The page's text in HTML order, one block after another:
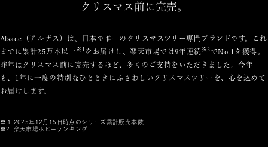
クリスマス前に完売。
Alsace（アルザス）は、日本で唯一のクリスマスツリー専門ブランドです。これ
までに累計25万本以上 ※1 をお届けし、楽天市場では9年連続 ※2 でNo.1を獲得。
昨年はクリスマス前に完売するほど、多くのご支持をいただきました。今年
も、1年に一度の特別なひとときにふさわしいクリスマスツリーを、心を込めて
お届けします。
※１
2025年12月15日時点のシリーズ累計販売本数
※2
楽天市場ホビーランキング